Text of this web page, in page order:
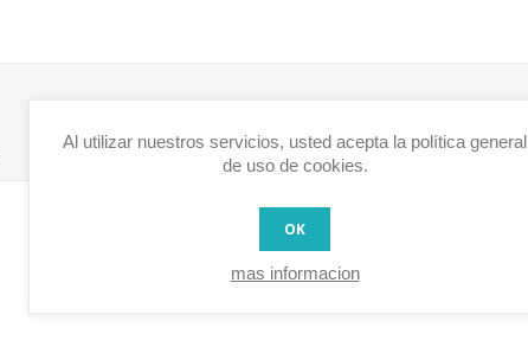
Al utilizar nuestros servicios, usted acepta la política general
de uso de cookies.
OK
mas informacion